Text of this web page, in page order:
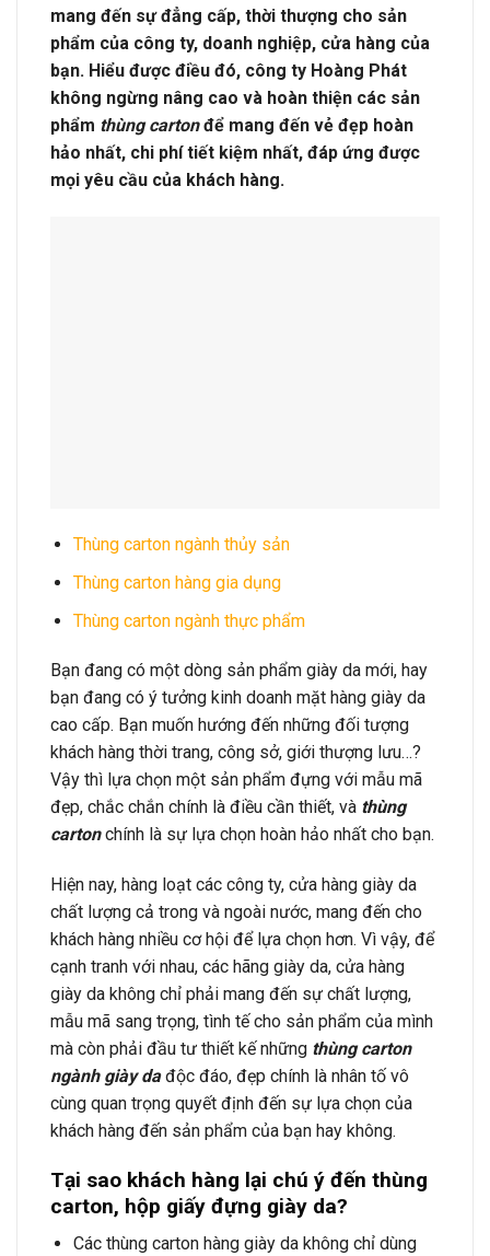
mang đến sự đẳng cấp, thời thượng cho sản
phẩm của công ty, doanh nghiệp, cửa hàng của
bạn. Hiểu được điều đó, công ty Hoàng Phát
không ngừng nâng cao và hoàn thiện các sản
phẩm thùng cartonđể mang đến vẻ đẹp hoàn
hảo nhất, chi phí tiết kiệm nhất, đáp ứng được
mọi yêu cầu của khách hàng.
Thùng carton ngành thủy sản
Thùng carton hàng gia dụng
Thùng carton ngành thực phẩm
Bạn đang có một dòng sản phẩm giày da mới, hay
bạn đang có ý tưởng kinh doanh mặt hàng giày da
cao cấp. Bạn muốn hướng đến những đối tượng
khách hàng thời trang, công sở, giới thượng lưu…?
Vậy thì lựa chọn một sản phẩm đựng với mẫu mã
đẹp, chắc chắn chính là điều cần thiết, và thùng
cartonchính là sự lựa chọn hoàn hảo nhất cho bạn.
Hiện nay, hàng loạt các công ty, cửa hàng giày da
chất lượng cả trong và ngoài nước, mang đến cho
khách hàng nhiều cơ hội để lựa chọn hơn. Vì vậy, để
cạnh tranh với nhau, các hãng giày da, cửa hàng
giày da không chỉ phải mang đến sự chất lượng,
mẫu mã sang trọng, tình tế cho sản phẩm của mình
mà còn phải đầu tư thiết kế những thùng carton
ngành giày dađộc đáo, đẹp chính là nhân tố vô
cùng quan trọng quyết định đến sự lựa chọn của
khách hàng đến sản phẩm của bạn hay không.
Tại sao khách hàng lại chú ý đến thùng
carton, hộp giấy đựng giày da?
Các thùng carton hàng giày da không chỉ dùng